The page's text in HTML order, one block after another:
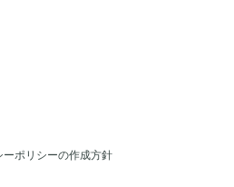
ポリシーの作成方針